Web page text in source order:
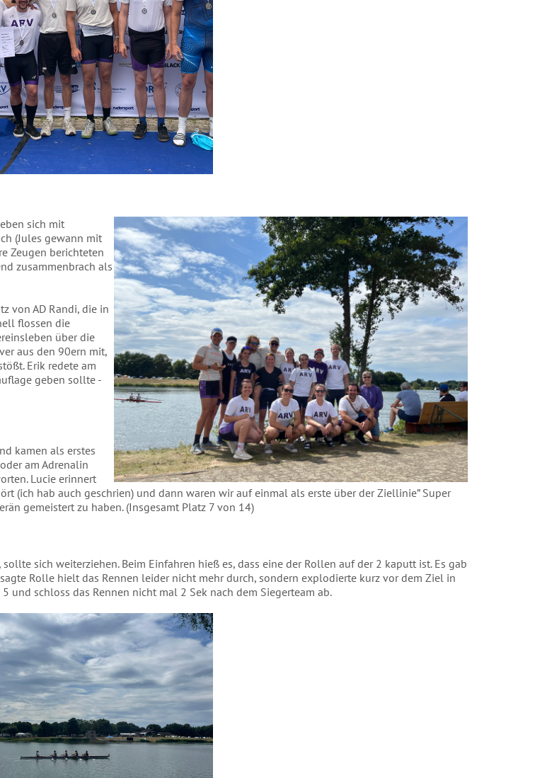
sich mit
(Jules gewann mit
Zeugen berichteten
zusammenbrach als
von AD Randi, die in
flossen die
über die
aus den 90ern mit,
Erik redete am
geben sollte -
kamen als erstes
am Adrenalin
Lucie erinnert
(ich hab auch geschrien) und dann waren wir auf einmal als erste über der Ziellinie” Super
gemeistert zu haben. (Insgesamt Platz 7 von 14)
sich weiterziehen. Beim Einfahren hieß es, dass eine der Rollen auf der 2 kaputt ist. Es gab
Rolle hielt das Rennen leider nicht mehr durch, sondern explodierte kurz vor dem Ziel in
und schloss das Rennen nicht mal 2 Sek nach dem Siegerteam ab.